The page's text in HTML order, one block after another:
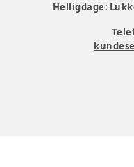
Helligdage: